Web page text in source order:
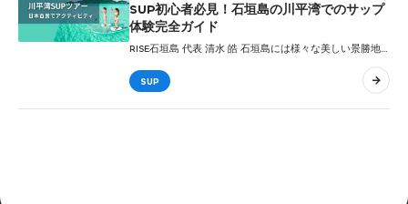
SUP初心者必見！石垣島の川平湾でのサップ
体験完全ガイド
RISE石垣島 代表 清水 皓 石垣島には様々な美しい景勝地
として「川平湾」があります。石垣島に来たならば一度
は訪れたい絶景スポット「川平湾」でSUP（サップ）を楽
SUP